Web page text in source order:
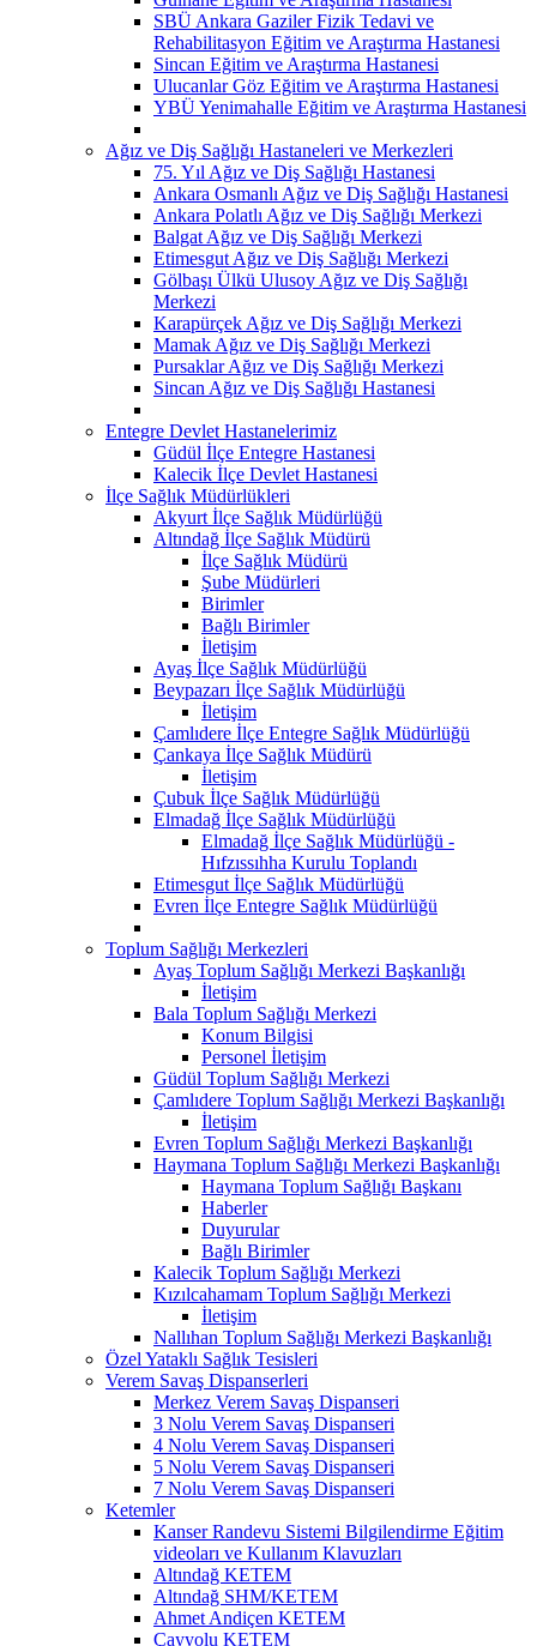
SBÜ Ankara Gaziler Fizik Tedavi ve
Rehabilitasyon Eğitim ve Araştırma Hastanesi
Sincan Eğitim ve Araştırma Hastanesi
Ulucanlar Göz Eğitim ve Araştırma Hastanesi
YBÜ Yenimahalle Eğitim ve Araştırma Hastanesi
Ağız ve Diş Sağlığı Hastaneleri ve Merkezleri
75. Yıl Ağız ve Diş Sağlığı Hastanesi
Ankara Osmanlı Ağız ve Diş Sağlığı Hastanesi
Ankara Polatlı Ağız ve Diş Sağlığı Merkezi
Balgat Ağız ve Diş Sağlığı Merkezi
Etimesgut Ağız ve Diş Sağlığı Merkezi
Gölbaşı Ülkü Ulusoy Ağız ve Diş Sağlığı
Merkezi
Karapürçek Ağız ve Diş Sağlığı Merkezi
Mamak Ağız ve Diş Sağlığı Merkezi
Pursaklar Ağız ve Diş Sağlığı Merkezi
Sincan Ağız ve Diş Sağlığı Hastanesi
Entegre Devlet Hastanelerimiz
Güdül İlçe Entegre Hastanesi
Kalecik İlçe Devlet Hastanesi
İlçe Sağlık Müdürlükleri
Akyurt İlçe Sağlık Müdürlüğü
Altındağ İlçe Sağlık Müdürü
İlçe Sağlık Müdürü
Şube Müdürleri
Birimler
Bağlı Birimler
İletişim
Ayaş İlçe Sağlık Müdürlüğü
Beypazarı İlçe Sağlık Müdürlüğü
İletişim
Çamlıdere İlçe Entegre Sağlık Müdürlüğü
Çankaya İlçe Sağlık Müdürü
İletişim
Çubuk İlçe Sağlık Müdürlüğü
Elmadağ İlçe Sağlık Müdürlüğü
Elmadağ İlçe Sağlık Müdürlüğü -
Hıfzıssıhha Kurulu Toplandı
Etimesgut İlçe Sağlık Müdürlüğü
Evren İlçe Entegre Sağlık Müdürlüğü
Toplum Sağlığı Merkezleri
Ayaş Toplum Sağlığı Merkezi Başkanlığı
İletişim
Bala Toplum Sağlığı Merkezi
Konum Bilgisi
Personel İletişim
Güdül Toplum Sağlığı Merkezi
Çamlıdere Toplum Sağlığı Merkezi Başkanlığı
İletişim
Evren Toplum Sağlığı Merkezi Başkanlığı
Haymana Toplum Sağlığı Merkezi Başkanlığı
Haymana Toplum Sağlığı Başkanı
Haberler
Duyurular
Bağlı Birimler
Kalecik Toplum Sağlığı Merkezi
Kızılcahamam Toplum Sağlığı Merkezi
İletişim
Nallıhan Toplum Sağlığı Merkezi Başkanlığı
Özel Yataklı Sağlık Tesisleri
Verem Savaş Dispanserleri
Merkez Verem Savaş Dispanseri
3 Nolu Verem Savaş Dispanseri
4 Nolu Verem Savaş Dispanseri
5 Nolu Verem Savaş Dispanseri
7 Nolu Verem Savaş Dispanseri
Ketemler
Kanser Randevu Sistemi Bilgilendirme Eğitim
videoları ve Kullanım Klavuzları
Altındağ KETEM
Altındağ SHM/KETEM
Ahmet Andiçen KETEM
Çayyolu KETEM